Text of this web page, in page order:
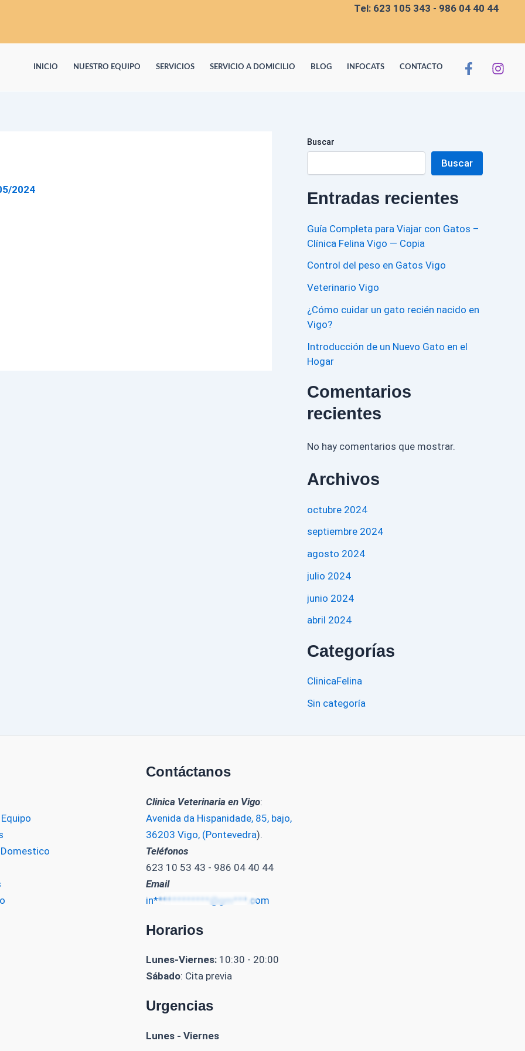
Tel: 623 105 343 - 986 04 40 44
INICIO NUESTRO EQUIPO SERVICIOS SERVICIO A DOMICILIO BLOG INFOCATS CONTACTO
2024
Buscar
Buscar
Entradas recientes
Guía Completa para Viajar con Gatos –
Clínica Felina Vigo — Copia
Control del peso en Gatos Vigo
Veterinario Vigo
¿Cómo cuidar un gato recién nacido en
Vigo?
Introducción de un Nuevo Gato en el
Hogar
Comentarios
recientes
No hay comentarios que mostrar.
Archivos
octubre 2024
septiembre 2024
agosto 2024
julio 2024
junio 2024
abril 2024
Categorías
ClinicaFelina
Sin categoría
Contáctanos
Clinica Veterinaria en Vigo:
Avenida da Hispanidade, 85, bajo,
36203 Vigo, (Pontevedra).
Teléfonos
623 10 53 43 - 986 04 40 44
Email
in************@gm***.com
Horarios
Lunes-Viernes: 10:30 - 20:00
Sábado: Cita previa
Urgencias
Lunes - Viernes